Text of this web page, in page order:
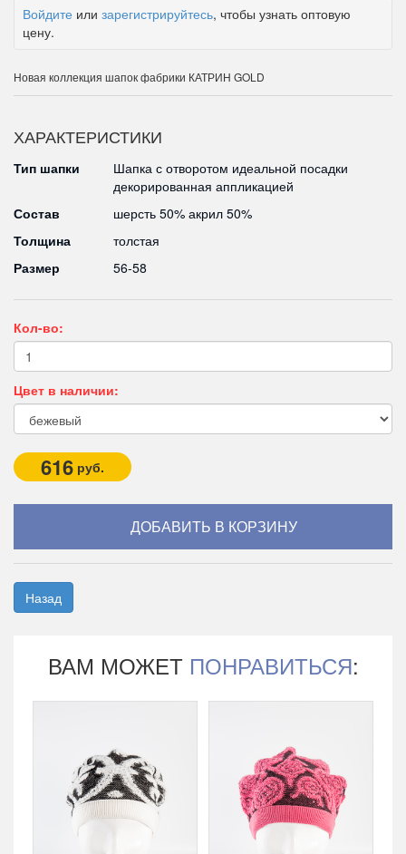
Войдите или зарегистрируйтесь, чтобы узнать оптовую
цену.
Новая коллекция шапок фабрики КАТРИН GOLD
ХАРАКТЕРИСТИКИ
Тип шапки
Шапка с отворотом идеальной посадки
декорированная аппликацией
Состав
шерсть 50% акрил 50%
Толщина
толстая
Размер
56-58
Кол-во:
Цвет в наличии:
616 руб.
Назад
ВАМ МОЖЕТ ПОНРАВИТЬСЯ: